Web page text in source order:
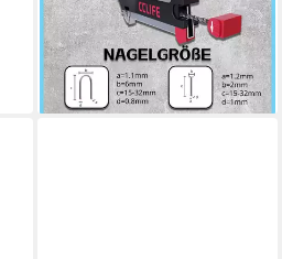
Elektrotacker
25,99 €
UVP 50,99 €
-49%
lieferbar - in 3-4 Werktagen bei dir